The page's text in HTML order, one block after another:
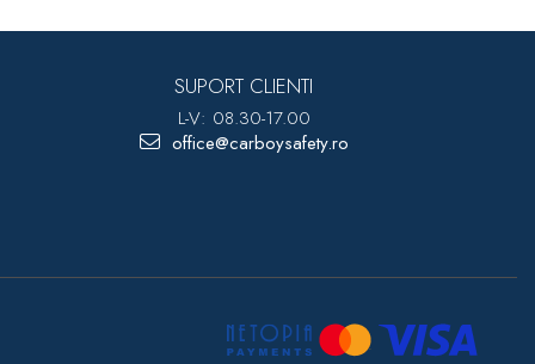
SUPORT CLIENTI
L-V: 08.30-17.00
office@carboysafety.ro